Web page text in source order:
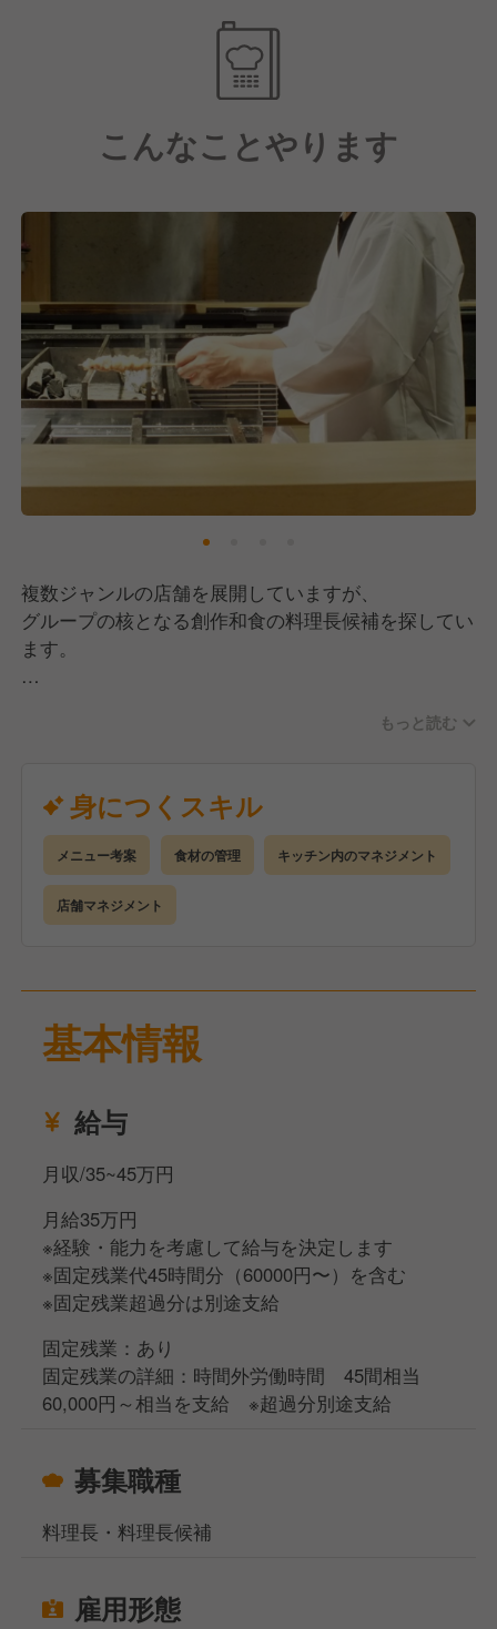
こんなことやります
複数ジャンルの店舗を展開していますが、
グループの核となる創作和食の料理長候補を探してい
ます。
まずは既存店の中で実力を発揮していただき、
います。
もっと読む
身につくスキル
メニュー考案 食材の管理 キッチン内のマネジメント
店舗マネジメント
基本情報
給与
月収/35~45万円
月給35万円
※経験・能力を考慮して給与を決定します
※固定残業代45時間分（60000円〜）を含む
※固定残業超過分は別途支給
固定残業：あり
固定残業の詳細：時間外労働時間 45間相当
60,000円～相当を支給 ※超過分別途支給
募集職種
料理長・料理長候補
雇用形態